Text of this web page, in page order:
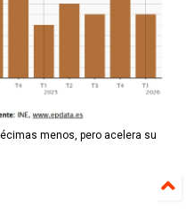
menos, pero acelera su